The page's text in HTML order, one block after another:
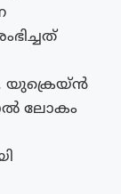
യുക്രെയ്ൻ
ലോകം